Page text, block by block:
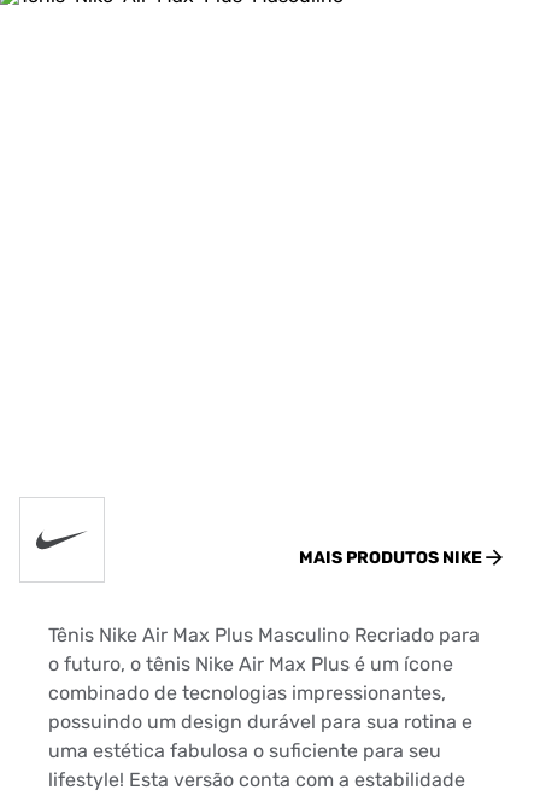
MAIS PRODUTOS NIKE
Tênis Nike Air Max Plus Masculino Recriado para
o futuro, o tênis Nike Air Max Plus é um ícone
combinado de tecnologias impressionantes,
possuindo um design durável para sua rotina e
uma estética fabulosa o suficiente para seu
lifestyle! Esta versão conta com a estabilidade